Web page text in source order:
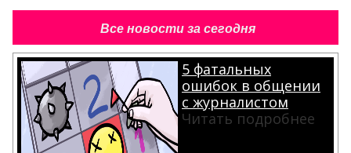
Все новости за сегодня
5 фатальных
ошибок в общении
с журналистом
Читать подробнее